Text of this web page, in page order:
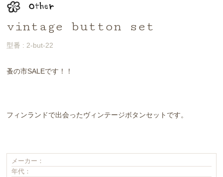
vintage button set
型番 : 2-but-22
蚤の市SALEです！！
フィンランドで出会ったヴィンテージボタンセットです。
メーカー：
年代：